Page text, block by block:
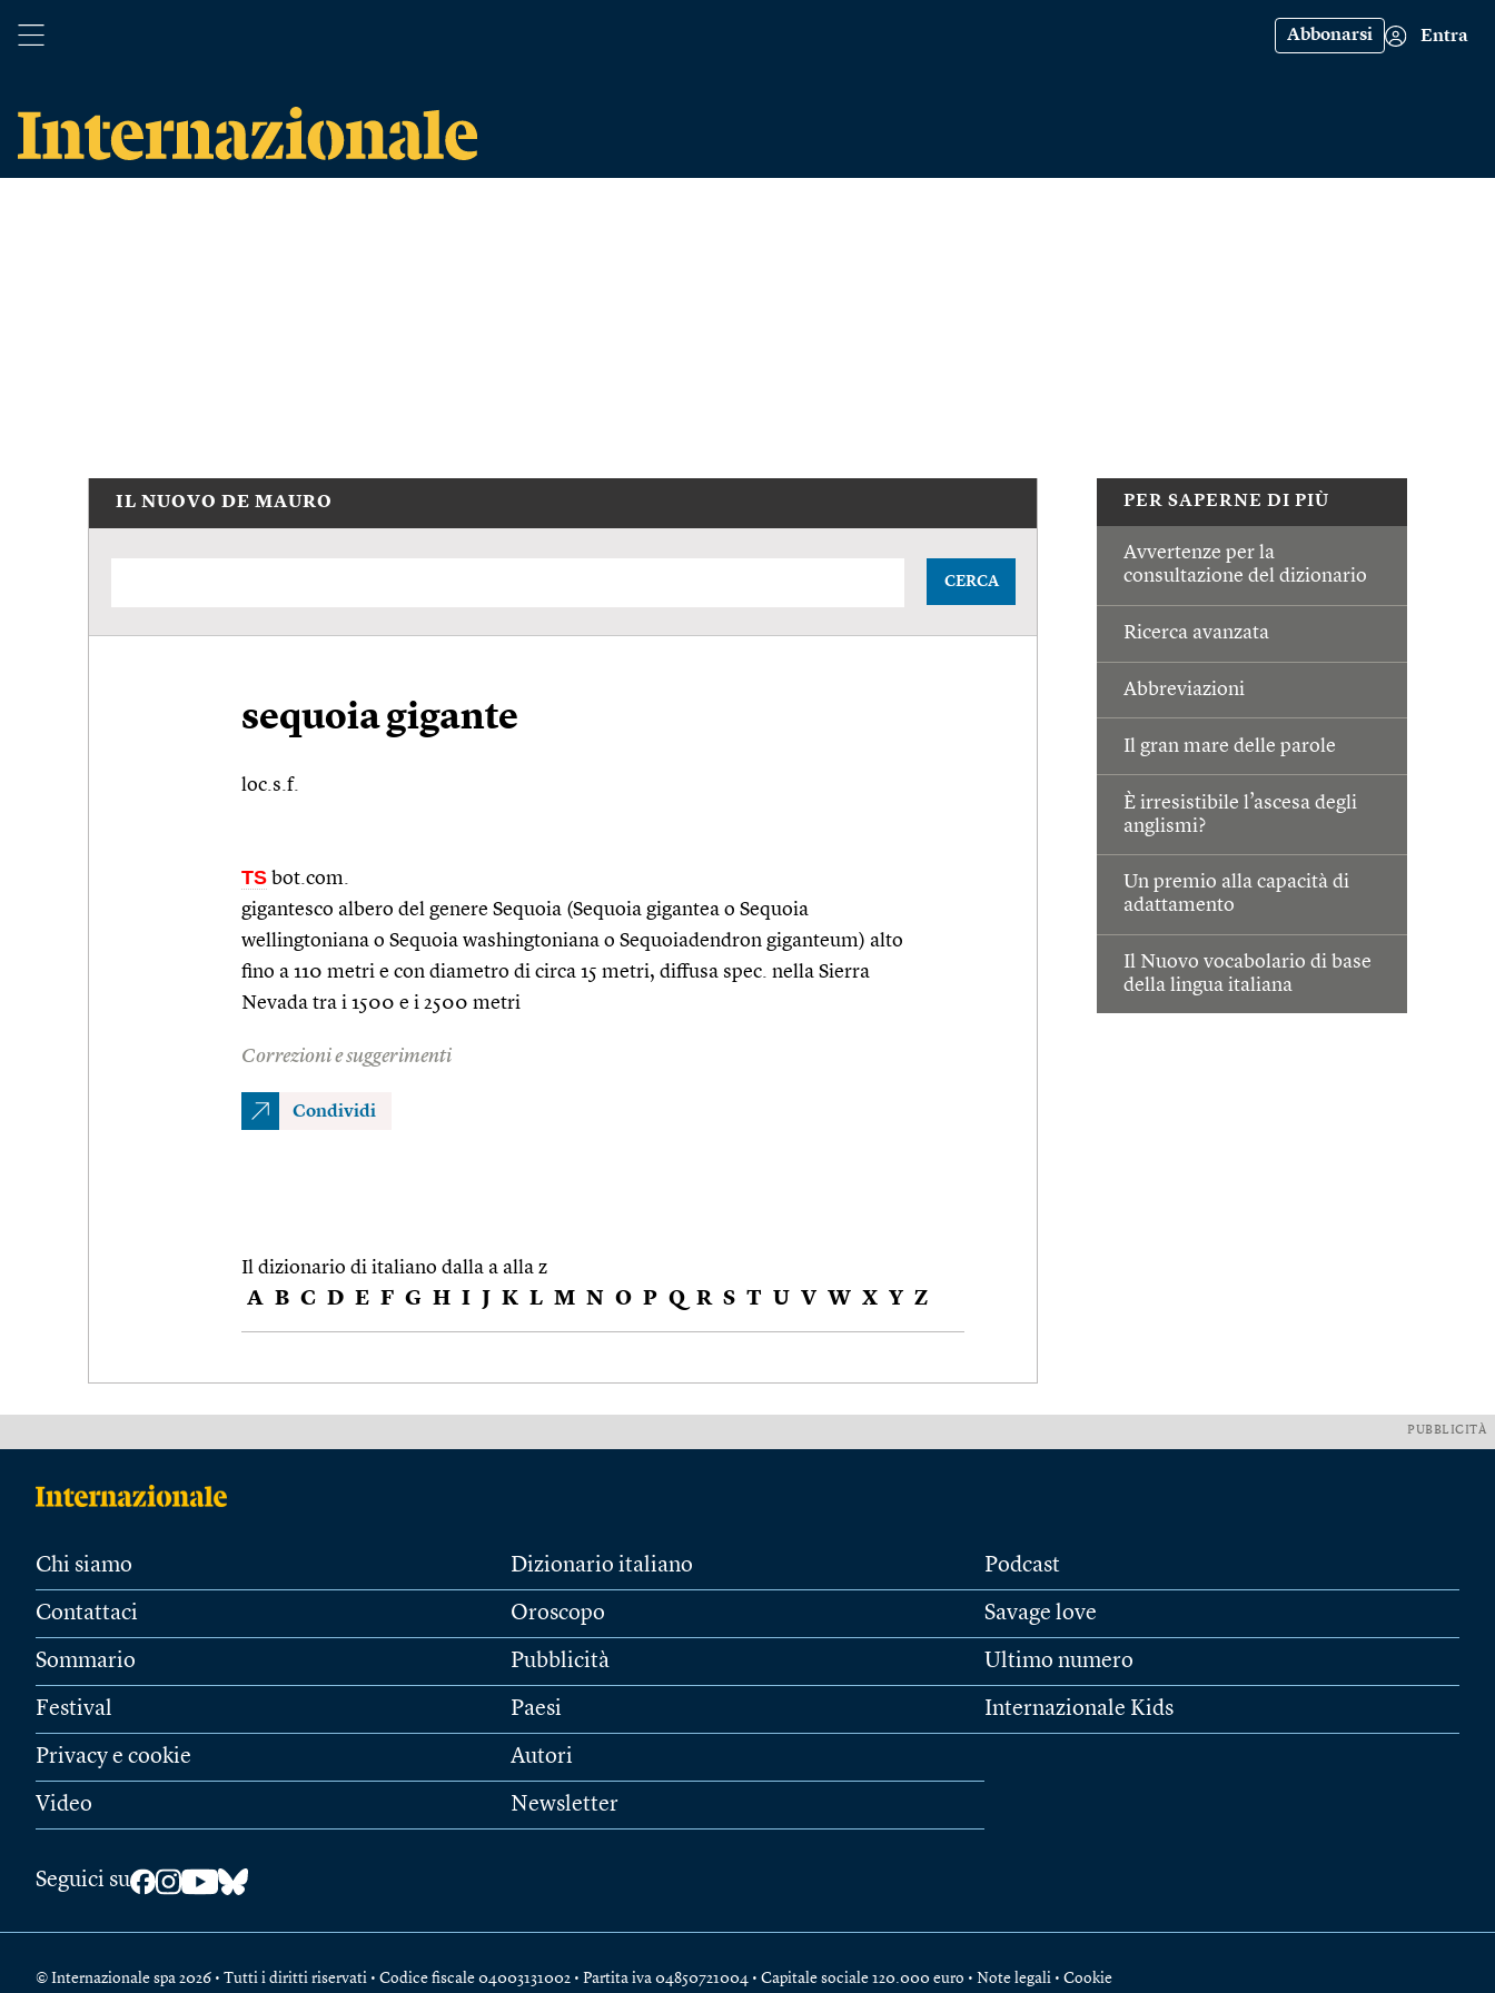
Abbonarsi Entra
PER SAPERNE DI PIÙ
Avvertenze per la
consultazione del dizionario
Ricerca avanzata
Abbreviazioni
Il gran mare delle parole
È irresistibile l’ascesa degli
anglismi?
Un premio alla capacità di
adattamento
Il Nuovo vocabolario di base
della lingua italiana
IL NUOVO DE MAURO
CERCA
sequoia gigante
loc.s.f.
TS bot.com.
gigantesco albero del genere Sequoia (Sequoia gigantea o Sequoia
wellingtoniana o Sequoia washingtoniana o Sequoiadendron giganteum) alto
fino a 110 metri e con diametro di circa 15 metri, diffusa spec. nella Sierra
Nevada tra i 1500 e i 2500 metri
Correzioni e suggerimenti
Condividi
Il dizionario di italiano dalla a alla z
A B C D E F G H I J K L M N O P Q R S T U V W X Y Z
PUBBLICITÀ
Chi siamo
Contattaci
Sommario
Festival
Privacy e cookie
Video
Dizionario italiano
Oroscopo
Pubblicità
Paesi
Autori
Newsletter
Podcast
Savage love
Ultimo numero
Internazionale Kids
Seguici su
© Internazionale spa 2026 • Tutti i diritti riservati • Codice fiscale 04003131002 • Partita iva 04850721004 • Capitale sociale 120.000 euro • Note legali • Cookie